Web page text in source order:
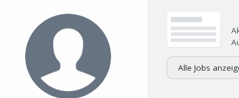
Alle Jobs